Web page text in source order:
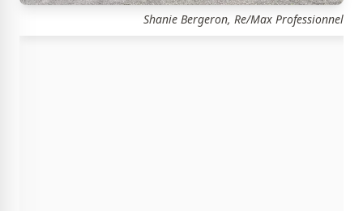
Shanie Bergeron, Re/Max Professionnel